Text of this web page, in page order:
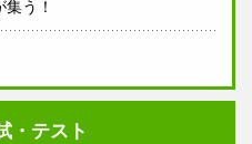
う！
・テスト